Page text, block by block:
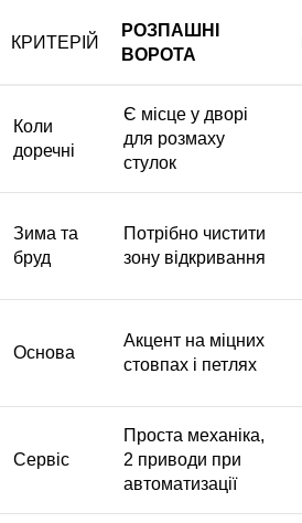
КРИТЕРІЙ
РОЗПАШНІ
ВОРОТА
Коли
доречні
Є місце у дворі
для розмаху
стулок
Зима та
бруд
Потрібно чистити
зону відкривання
Основа
Акцент на міцних
стовпах і петлях
Сервіс
Проста механіка,
2 приводи при
автоматизації